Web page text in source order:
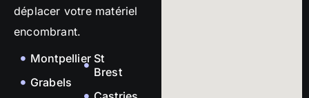
déplacer votre matériel
encombrant.
Montpellier
Grabels
St
Brest